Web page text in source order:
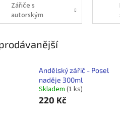
Zářiče s
autorským
potiskem
Andělský zářič - Posel
naděje 300ml
Skladem (1 ks)
220 Kč